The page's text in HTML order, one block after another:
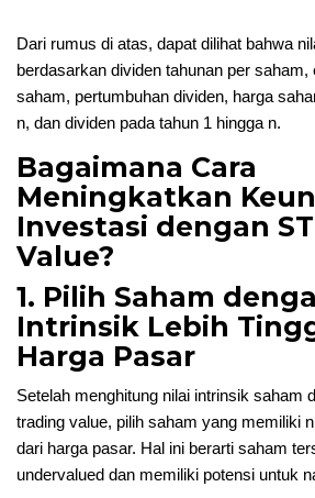
Dari rumus di atas, dapat dilihat bahwa
berdasarkan dividen tahunan per saham,
saham, pertumbuhan dividen, harga
n, dan dividen pada tahun 1 hingga n.
Bagaimana Cara
Meningkatkan
Investasi dengan
Value?
1. Pilih Saham
Intrinsik Lebih
Harga Pasar
Setelah menghitung nilai intrinsik saham
trading value, pilih saham yang memiliki
dari harga pasar. Hal ini berarti saham
undervalued dan memiliki potensi untuk